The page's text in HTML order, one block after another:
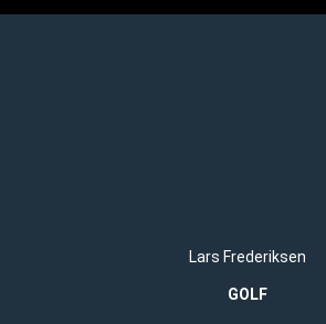
Lars Frederiksen
GOLF